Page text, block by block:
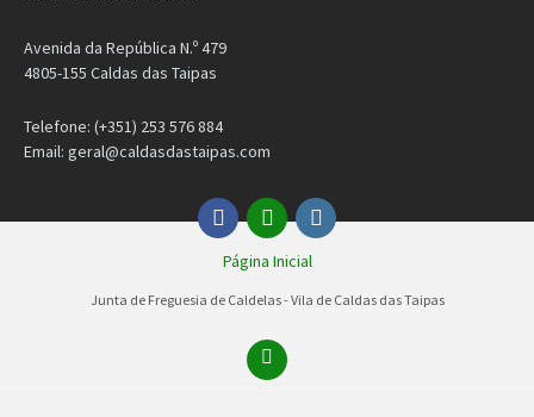
Avenida da República N.º 479
4805-155 Caldas das Taipas
Telefone: (+351) 253 576 884
Email: geral@caldasdastaipas.com
Facebook
EmailInstagram
Página Inicial
Junta de Freguesia de Caldelas - Vila de Caldas das Taipas